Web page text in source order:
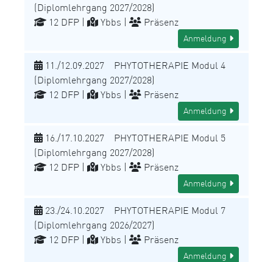
(Diplomlehrgang 2027/2028)
12 DFP |
Ybbs | Präsenz
Anmeldung
11./12.09.2027 PHYTOTHERAPIE Modul 4
(Diplomlehrgang 2027/2028)
12 DFP |
Ybbs | Präsenz
Anmeldung
16./17.10.2027 PHYTOTHERAPIE Modul 5
(Diplomlehrgang 2027/2028)
12 DFP |
Ybbs | Präsenz
Anmeldung
23./24.10.2027 PHYTOTHERAPIE Modul 7
(Diplomlehrgang 2026/2027)
12 DFP |
Ybbs | Präsenz
Anmeldung